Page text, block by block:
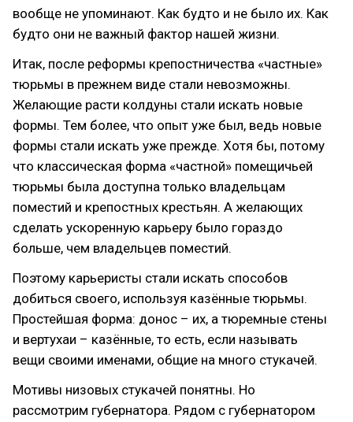
вообще не упоминают. Как будто и не было их. Как
будто они не важный фактор нашей жизни.
Итак, после реформы крепостничества «частные»
тюрьмы в прежнем виде стали невозможны.
Желающие расти колдуны стали искать новые
формы. Тем более, что опыт уже был, ведь новые
формы стали искать уже прежде. Хотя бы, потому
что классическая форма «частной» помещичьей
тюрьмы была доступна только владельцам
поместий и крепостных крестьян. А желающих
сделать ускоренную карьеру было гораздо
больше, чем владельцев поместий.
Поэтому карьеристы стали искать способов
добиться своего, используя казённые тюрьмы.
Простейшая форма: донос – их, а тюремные стены
и вертухаи – казённые, то есть, если называть
вещи своими именами, общие на много стукачей.
Мотивы низовых стукачей понятны. Но
рассмотрим губернатора. Рядом с губернатором